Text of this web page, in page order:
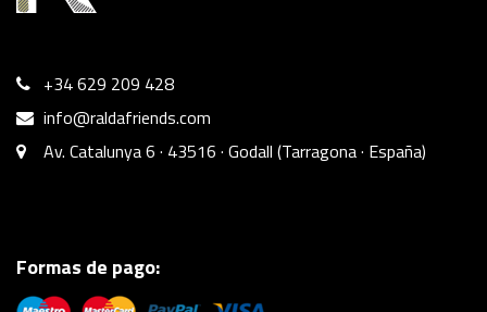
+34 629 209 428
info@raldafriends.com
Av. Catalunya 6 · 43516 · Godall (Tarragona · España)
Formas de pago: